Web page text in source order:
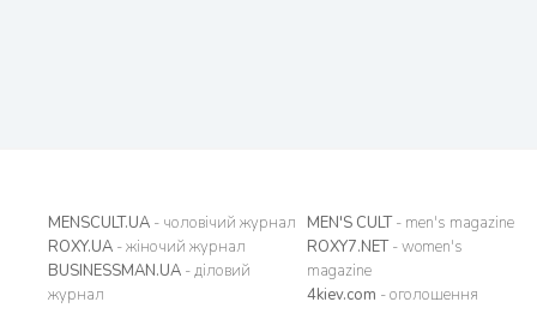
MENSCULT.UA - чоловічий журнал
ROXY.UA - жіночий журнал
BUSINESSMAN.UA - діловий
журнал
MEN'S CULT- men's magazine
ROXY7.NET- women's
magazine
4kiev.com - оголошення